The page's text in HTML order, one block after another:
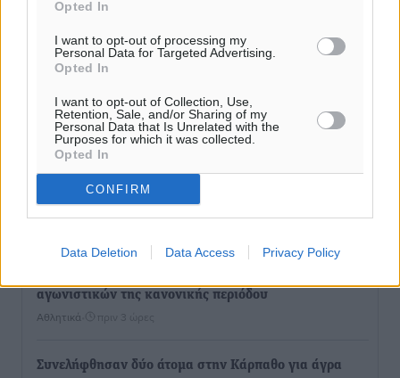
Opted In
I want to opt-out of processing my
Personal Data for Targeted Advertising.
Opted In
I want to opt-out of Collection, Use,
Retention, Sale, and/or Sharing of my
Personal Data that Is Unrelated with the
Purposes for which it was collected.
Opted In
CONFIRM
Data Deletion Data Access Privacy Policy
Ροή ειδήσεων
αγωνιστικών της κανονικής περιόδου
Αθλητικά πριν 3 ώρες
Συνελήφθησαν δύο άτομα στην Κάρπαθο για άγρα